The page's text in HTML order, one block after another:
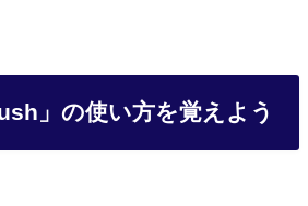
」の使い方を覚えよう